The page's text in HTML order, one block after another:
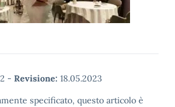
- Revisione: 18.05.2023
specificato, questo articolo è